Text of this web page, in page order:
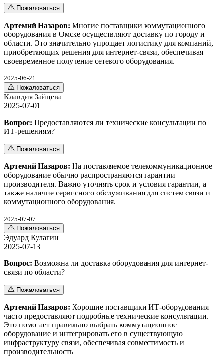
Пожаловаться
Артемий Назаров: Многие поставщики коммутационного
оборудования в Омске осуществляют доставку по городу и
области. Это значительно упрощает логистику для компаний,
приобретающих решения для интернет-связи, обеспечивая
своевременное получение сетевого оборудования.
2025-06-21
Пожаловаться
Клавдия Зайцева
2025-07-01
Вопрос: Предоставляются ли технические консультации по
ИТ-решениям?
Пожаловаться
Артемий Назаров: На поставляемое телекоммуникационное
оборудование обычно распространяются гарантии
производителя. Важно уточнять срок и условия гарантии, а
также наличие сервисного обслуживания для систем связи и
коммутационного оборудования.
2025-07-07
Пожаловаться
Эдуард Кулагин
2025-07-13
Вопрос: Возможна ли доставка оборудования для интернет-
связи по области?
Пожаловаться
Артемий Назаров: Хорошие поставщики ИТ-оборудования
часто предоставляют подробные технические консультации.
Это помогает правильно выбрать коммутационное
оборудование и интегрировать его в существующую
инфраструктуру связи, обеспечивая совместимость и
производительность.